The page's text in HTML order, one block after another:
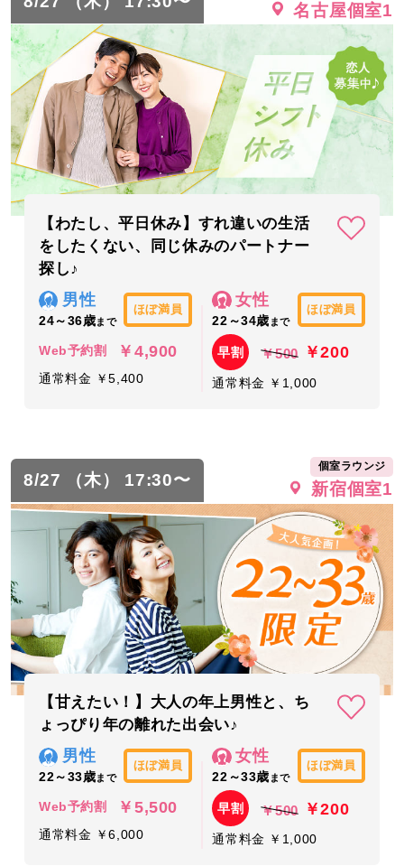
名古屋個室1
【わたし、平日休み】すれ違いの生活
をしたくない、同じ休みのパートナー
探し♪
男性
24～36歳まで
ほぼ満員
Web予約割 ￥4,900
通常料金 ￥5,400
女性
22～34歳 まで
ほぼ満員
早割 ￥500 ￥200
通常料金 ￥1,000
8/27 （木） 17:30〜
個室ラウンジ
新宿個室1
【甘えたい！】大人の年上男性と、ち
ょっぴり年の離れた出会い♪
男性
22～33歳まで
ほぼ満員
Web予約割 ￥5,500
通常料金 ￥6,000
女性
22～33歳 まで
ほぼ満員
早割 ￥500 ￥200
通常料金 ￥1,000